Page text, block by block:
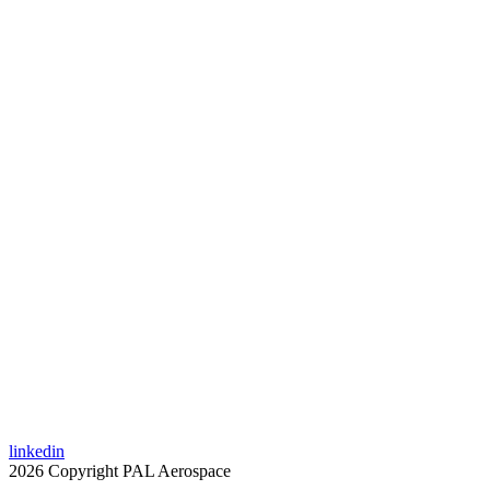
linkedin
2026 Copyright PAL Aerospace